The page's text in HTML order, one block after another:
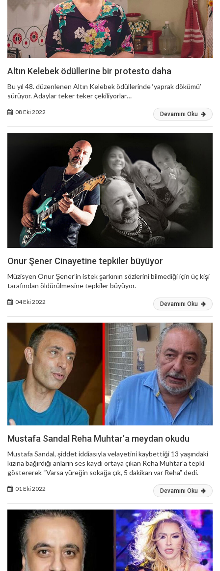
Altın Kelebek ödüllerine bir protesto daha
Bu yıl 48. düzenlenen Altın Kelebek ödüllerinde ‘yaprak dökümü’
sürüyor. Adaylar teker teker çekiliyorlar…
08 Eki 2022 Devamını Oku
Onur Şener Cinayetine tepkiler büyüyor
Müzisyen Onur Şener’in istek şarkının sözlerini bilmediği için üç kişi
tarafından öldürülmesine tepkiler büyüyor.
04 Eki 2022 Devamını Oku
Mustafa Sandal Reha Muhtar’a meydan okudu
Mustafa Sandal, şiddet iddiasıyla velayetini kaybettiği 13 yaşındaki
kızına bağırdığı anların ses kaydı ortaya çıkan Reha Muhtar’a tepki
göstererek “Varsa yüreğin sokağa çık, 5 dakikan var Reha” dedi.
01 Eki 2022 Devamını Oku